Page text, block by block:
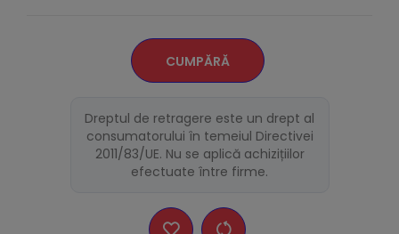
CUMPĂRĂ
Dreptul de retragere este un drept al
consumatorului în temeiul Directivei
2011/83/UE. Nu se aplică achizițiilor
efectuate între firme.